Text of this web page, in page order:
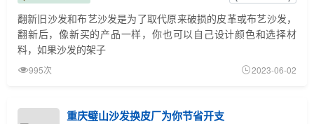
翻新旧沙发和布艺沙发是为了取代原来破损的皮革或布艺沙发，
翻新后，像新买的产品一样，你也可以自己设计颜色和选择材
料，如果沙发的架子
995次 2023-06-02
重庆璧山沙发换皮厂为你节省开支